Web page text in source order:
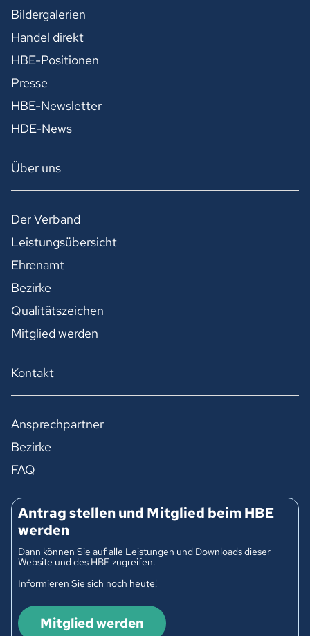
Bildergalerien
Handel direkt
HBE-Positionen
Presse
HBE-Newsletter
HDE-News
Über uns
Der Verband
Leistungsübersicht
Ehrenamt
Bezirke
Qualitätszeichen
Mitglied werden
Kontakt
Ansprechpartner
Bezirke
FAQ
Antrag stellen und Mitglied beim HBE
werden
Dann können Sie auf alle Leistungen und Downloads dieser
Website und des HBE zugreifen.
Informieren Sie sich noch heute!
Mitglied werden